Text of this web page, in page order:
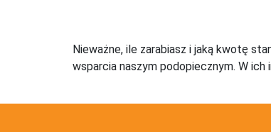
Nieważne, ile zarabiasz i jaką kwotę
wsparcia naszym podopiecznym. W ich